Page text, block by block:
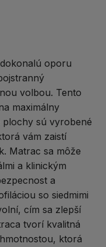
oporu
volbou. Tento
maximálny
sú vyrobené
vám zaistí
Matrac sa môže
a klinickým
a
so siedmimi
cím sa zlepší
tvorí kvalitná
ktorá